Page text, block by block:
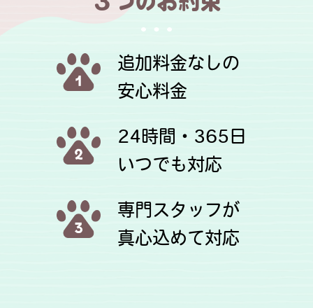
追加料金なしの
安心料金
24時間・365日
いつでも対応
専門スタッフが
真心込めて対応